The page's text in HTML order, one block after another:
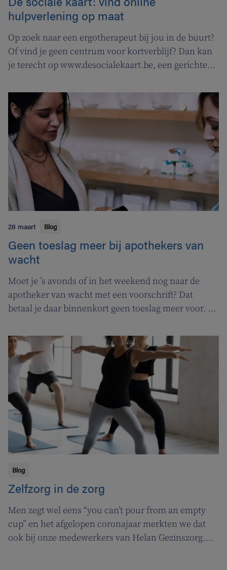
hulpverlening op maat
Op zoek naar een ergotherapeut bij jou in de buurt?
Of vind je geen centrum voor kortverblijf? Dan kan
je terecht op www.desocialekaart.be, een gerichte
gezondheidszorg en welzijn. Heel handig voor zowel
patiënten als zorgverleners.
28 maart Blog
Geen toeslag meer bij apothekers van
wacht
Moet je ’s avonds of in het weekend nog naar de
apotheker van wacht met een voorschrift? Dat
betaal je daar binnenkort geen toeslag meer voor. In
apothekers van wacht.
Blog
Zelfzorg in de zorg
Men zegt wel eens “you can’t pour from an empty
cup” en het afgelopen coronajaar merkten we dat
ook bij onze medewerkers van Helan Gezinszorg.